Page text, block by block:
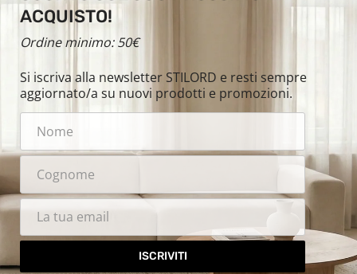
ACQUISTO!
Ordine minimo: 50€
Si iscriva alla newsletter STILORD e resti sempre
aggiornato/a su nuovi prodotti e promozioni.
ISCRIVITI